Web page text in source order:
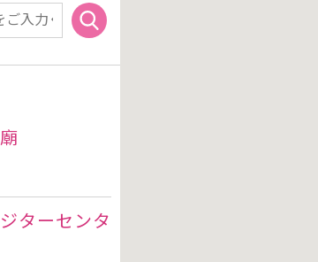
ターセンタ